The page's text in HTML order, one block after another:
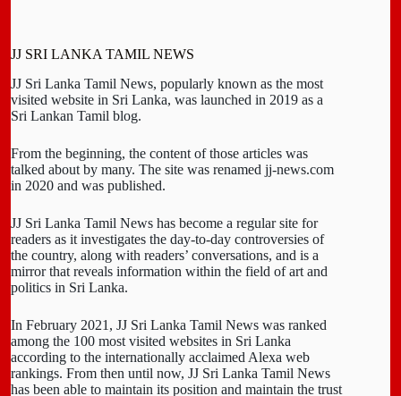
JJ SRI LANKA TAMIL NEWS
JJ Sri Lanka Tamil News, popularly known as the most
visited website in Sri Lanka, was launched in 2019 as a
Sri Lankan Tamil blog.
From the beginning, the content of those articles was
talked about by many. The site was renamed jj-news.com
in 2020 and was published.
JJ Sri Lanka Tamil News has become a regular site for
readers as it investigates the day-to-day controversies of
the country, along with readers’ conversations, and is a
mirror that reveals information within the field of art and
politics in Sri Lanka.
In February 2021, JJ Sri Lanka Tamil News was ranked
among the 100 most visited websites in Sri Lanka
according to the internationally acclaimed Alexa web
rankings. From then until now, JJ Sri Lanka Tamil News
has been able to maintain its position and maintain the trust